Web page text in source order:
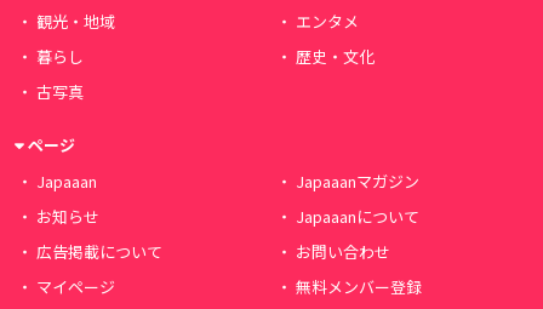
観光・地域
エンタメ
暮らし
歴史・文化
古写真
ページ
Japaaan
Japaaanマガジン
お知らせ
Japaaanについて
広告掲載について
お問い合わせ
マイページ
無料メンバー登録